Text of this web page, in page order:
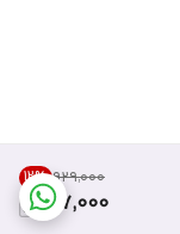
۹۲۹٬۰۰۰ 12%
817,000